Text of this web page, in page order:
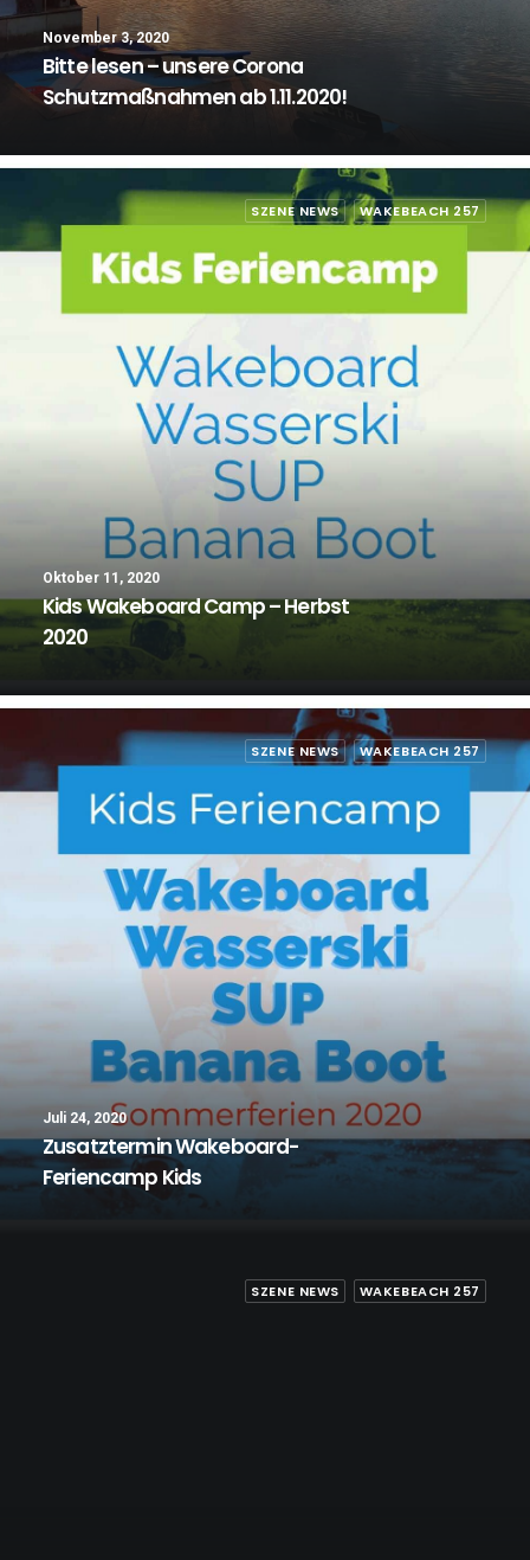
November 3, 2020
Bitte lesen – unsere Corona
Schutzmaßnahmen ab 1.11.2020!
SZENE NEWS WAKEBEACH 257
Oktober 11, 2020
Kids Wakeboard Camp – Herbst
2020
SZENE NEWS WAKEBEACH 257
Juli 24, 2020
Zusatztermin Wakeboard-
Feriencamp Kids
SZENE NEWS WAKEBEACH 257